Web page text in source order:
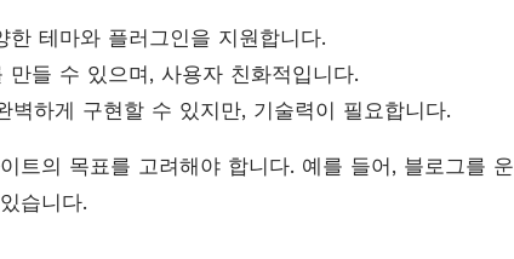
테마와 플러그인을 지원합니다.
만들 수 있으며, 사용자 친화적입니다.
하게 구현할 수 있지만, 기술력이 필요합니다.
트의 목표를 고려해야 합니다. 예를 들어, 블로그를 운
습니다.